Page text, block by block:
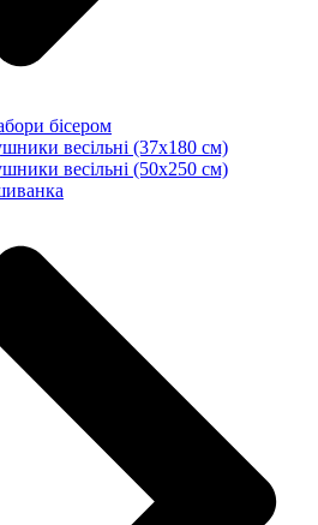
бісером
весільні (37х180 см)
весільні (50х250 см)